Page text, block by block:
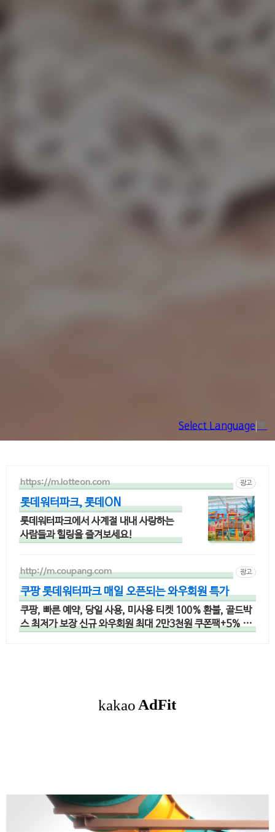
Select Language ▼
https://m.lotteon.com 광고
롯데워터파크, 롯데ON
롯데워터파크에서 사계절 내내 사랑하는
사람들과 힐링을 즐겨보세요!
http://m.coupang.com 광고
쿠팡 롯데워터파크 매일 오픈되는 와우회원 특가
쿠팡, 빠른 예약, 당일 사용, 미사용 티켓 100% 환불, 골드박
스 최저가 보장 신규 와우회원 최대 2만3천원 쿠폰팩+5% 추